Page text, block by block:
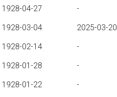
1928-04-27 -
1928-03-04 2025-03-20
1928-02-14 -
1928-01-28 -
1928-01-22
-